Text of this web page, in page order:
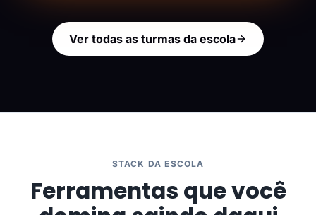
Ver todas as turmas da escola
STACK DA ESCOLA
Ferramentas que você